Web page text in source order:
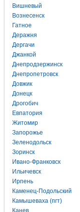
Вишневый
Вознесенск
Гатное
Деражня
Дергачи
Джанкой
Днепродзержинск
Днепропетровск
Довжик
Донецк
Дрогобич
Евпатория
Житомир
Запорожье
Зеленодольск
Зоринск
Ивано-Франковск
Ильичевск
Ирпень
Каменец-Подольский
Камышеваха (пгт)
Канев